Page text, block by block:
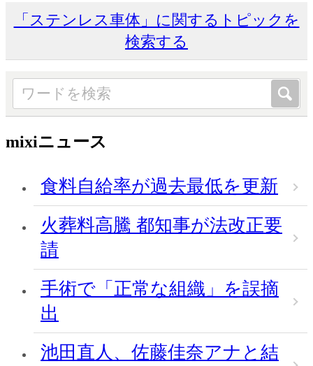
「ステンレス車体」に関するトピックを
検索する
mixiニュース
食料自給率が過去最低を更新
火葬料高騰 都知事が法改正要
請
手術で「正常な組織」を誤摘
出
池田直人、佐藤佳奈アナと結